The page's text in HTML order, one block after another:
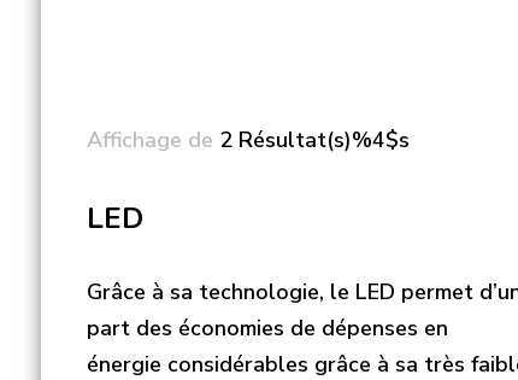
Affichage de 2 Résultat(s)%4$s
LED
Grâce à sa technologie, le LED permet
part des économies de dépenses en
énergie considérables grâce à sa très